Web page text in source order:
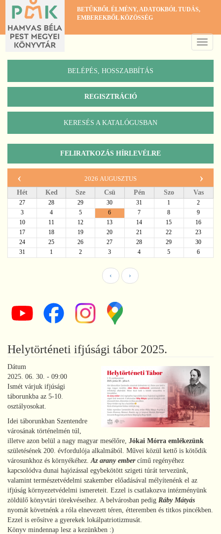
Ugrás
tartalomra
BETŰKBŐL ÉLMÉNY, ADATOKBÓL TUDÁS,
EMBEREKBŐL KÖZÖSSÉG
Toggle
BELÉPÉS, HOSSZABBÍTÁS
REGISZTRÁCIÓ
KatalógusKERESÉS A KATALÓGUSBAN
FELIRATKOZÁS HÍRLEVÉLRE
2026 augusztus
‹ ›
Hét Ked Sze Csü Pén Szo Vas
27 28 29 30 31 1
2
3
4 5 6 7 8
9
10
11 12 13 14 15
16
17
18 19 20 21 22
23
24
25 26 27 28 29
30
31
1 2 3 4 5 6
‹ ›
Helytörténeti ifjúsági tábor 2025.
Dátum
2025. 06. 30. - 09:00
Ismét várjuk ifjúsági
táborunkba az 5-10.
osztályosokat.
Idei táborunkban Szentendre
városának történelmén túl,
illetve azon belül a nagy magyar mesélőre, Jókai Mórra emlékezünk
születésének 200. évfordulója alkalmából. Művei közül kettő is kötődik
városunkhoz és környékéhez.Az arany embercímű regényéhez
kapcsolódva dunai hajózással egybekötött szigeti túrát tervezünk,
valamint természetvédelmi szakember előadásával mélyítenénk el az
ifjúság környezetvédelmi ismereteit. Ezzel is csatlakozva intézményünk
zöldülő könyvtári törekvéseihez. A belvárosban pedig Ráby Mátyás
nyomát követnénk a róla elnevezett téren, étteremben és titkos pincékben.
Ezzel is erősítve a gyerekek lokálpatriotizmusát.
Könyv mindennap lesz a kezünkben :)